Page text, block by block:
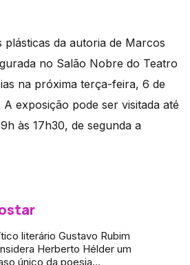
plásticas da autoria de Marcos
no Salão Nobre do Teatro
na próxima terça-feira, 6 de
exposição pode ser visitada até
às 17h30, de segunda a
literário Gustavo Rubim
Herberto Hélder um
único da poesia